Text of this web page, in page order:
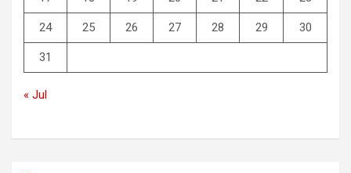
24 25 26 27 28 29 30
31
« Jul